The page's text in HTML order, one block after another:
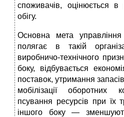
споживачів, оцінюється в
обігу.
Основна мета
полягає в такій
виробничо-технічного
боку, відбувається
поставок, утримання
мобілізації оборотних
псування ресурсів при їх
іншого боку —